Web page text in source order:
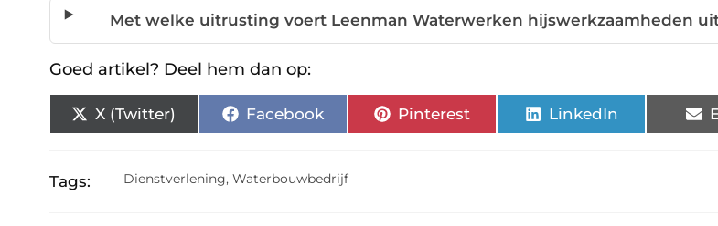
Met welke uitrusting voert Leenman Waterwerken hijswerkzaamheden
Goed artikel? Deel hem dan op:
X (Twitter) Facebook Pinterest LinkedIn
Tags: Dienstverlening,Waterbouwbedrijf